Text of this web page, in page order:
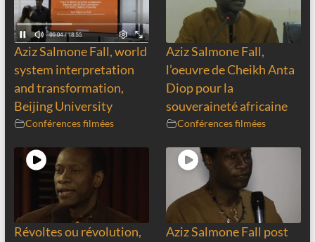
Aziz Salmone Fall, world
system interpretation
and transformation,
Beijing University
Conférences filmées
Aziz Salmone Fall,
l’oeuvre de Cheikh Anta
Diop pour la
souveraineté africaine
Conférences filmées
Révoltes ou révolution,
Aziz Salmone Fall post